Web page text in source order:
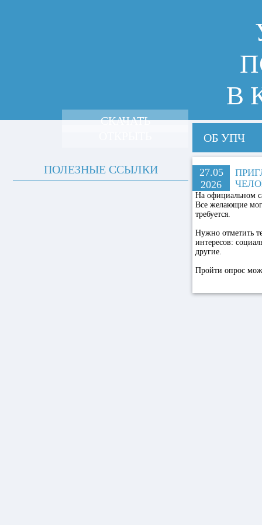
В
ОБ УПЧ
27.05
2026
На официальном
Все желающие
требуется.
Нужно отметить
интересов:
другие.
Пройти опрос
СКАЧАТЬ
ПОЛЕЗНЫЕ ССЫЛКИ